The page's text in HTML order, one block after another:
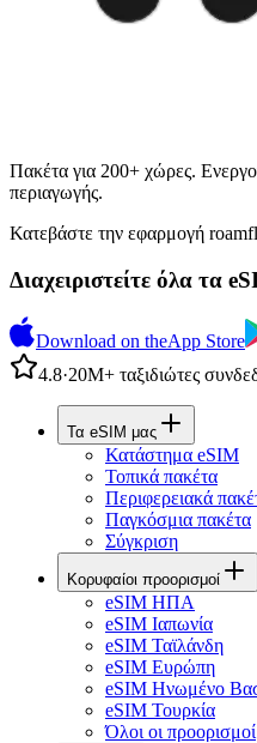
Πακέτα για 200+ χώρες.
περιαγωγής.
Κατεβάστε την εφαρμογή
Διαχειριστείτε όλα τα
Download on theApp Store
4.8·20Μ+ ταξιδιώτες
Τα eSIM μας
Κατάστημα eSIM
Τοπικά πακέτα
Περιφερειακά
Παγκόσμια πακέτα
Σύγκριση
Κορυφαίοι προορισμοί
eSIM ΗΠΑ
eSIM Ιαπωνία
eSIM Ταϊλάνδη
eSIM Ευρώπη
eSIM Ηνωμένο
eSIM Τουρκία
Όλοι οι προορισμοί